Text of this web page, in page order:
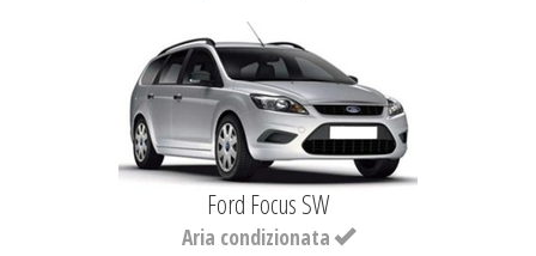
Ford Focus SW
Aria condizionata